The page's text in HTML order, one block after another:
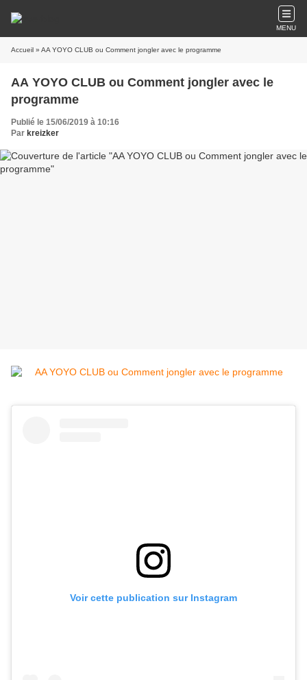
MENU
Accueil » AA YOYO CLUB ou Comment jongler avec le programme
AA YOYO CLUB ou Comment jongler avec le
programme
Publié le 15/06/2019 à 10:16
Par kreizker
Voir cette publication sur Instagram